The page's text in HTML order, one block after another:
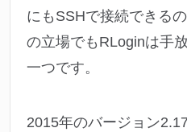
にもSSHで接続できる
の立場でもRLoginは手
一つです。
2015年のバージョン